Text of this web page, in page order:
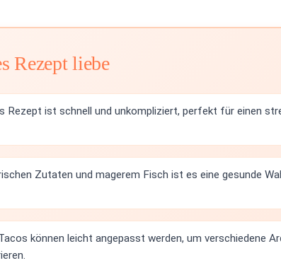
Rezept liebe
Rezept ist schnell und unkompliziert, perfekt für einen
Zutaten und magerem Fisch ist es eine gesunde
können leicht angepasst werden, um verschiedene